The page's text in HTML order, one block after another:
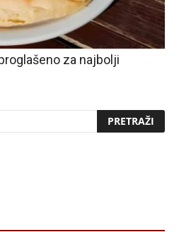
za najbolji